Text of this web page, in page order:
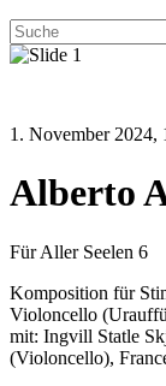
1. November
Alberto
Für Aller Seelen 6
Komposition für
Violoncello
mit: Ingvill Statle
(Violoncello),